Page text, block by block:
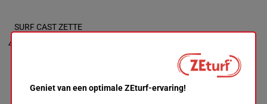
4
SURF CAST ZETTE
Colin Kelly-John
KOEPKA
Geniet van een optimale ZEturf-ervaring!